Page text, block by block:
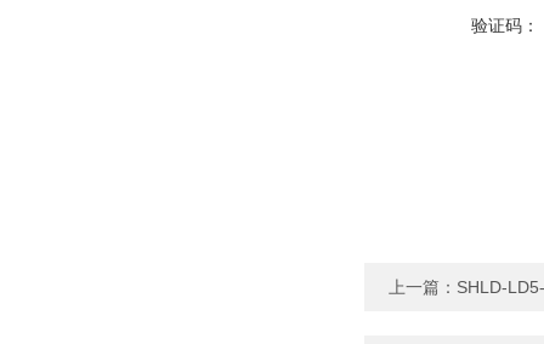
验证码：
上一篇： SHLD-